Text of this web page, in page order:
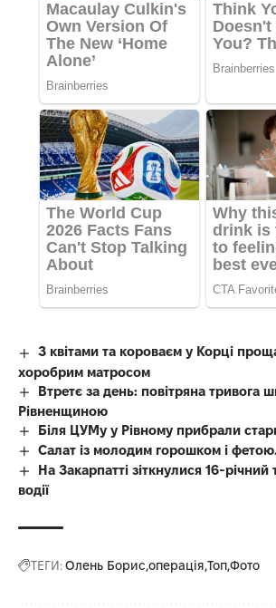
З квітами та короваєм у Корці
хоробрим матросом
Втретє за день: повітряна тривога
Рівненщиною
Біля ЦУМу у Рівному прибрали
Салат із молодим горошком і
На Закарпатті зіткнулися 16-
водії
ТЕГИ: Олень Борис операція ТопФото